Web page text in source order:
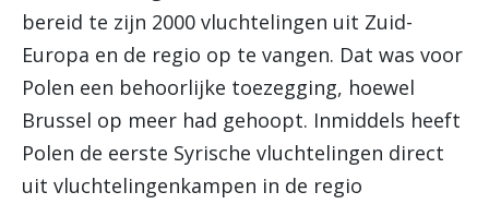
bereid te zijn 2000 vluchtelingen uit Zuid-
Europa en de regio op te vangen. Dat was voor
Polen een behoorlijke toezegging, hoewel
Brussel op meer had gehoopt. Inmiddels heeft
Polen de eerste Syrische vluchtelingen direct
uit vluchtelingenkampen in de regio